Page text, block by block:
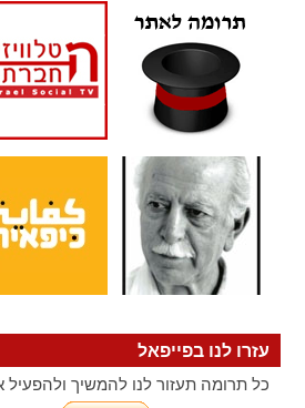
עזרו לנו בפייפאל
כל תרומה תעזור לנו להמשיך